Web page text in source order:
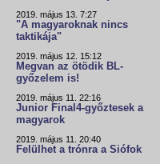
2019. május 13. 7:27
"A magyaroknak nincs
taktikája"
2019. május 12. 15:12
Megvan az ötödik BL-
győzelem is!
2019. május 11. 22:16
Junior Final4-győztesek a
magyarok
2019. május 11. 20:40
Felülhet a trónra a Siófok